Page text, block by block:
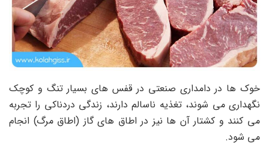
خوک ها در دامداری صنعتی در قفس های بسیار تنگ و کوچک
نگهداری می شوند، تغذیه ناسالم دارند، زندگی دردناکی را تجربه
می کنند و کشتار آن ها نیز در اطاق های گاز (اطاق مرگ) انجام
می شود.